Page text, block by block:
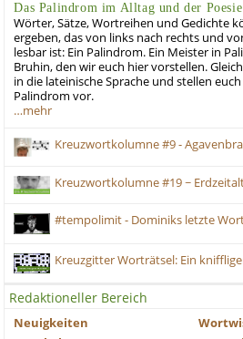
Das Palindrom im Alltag und der Poesie
Wörter, Sätze, Wortreihen und Gedichte
ergeben, das von links nach rechts und
lesbar ist: Ein Palindrom. Ein Meister in
Bruhin, den wir euch hier vorstellen.
in die lateinische Sprache und stellen
Palindrom vor.
…mehr
Kreuzwortkolumne #9 -
Kreuzwortkolumne #19 ~
#tempolimit - Dominiks letzte
Kreuzgitter Worträtsel: Ein
Redaktioneller Bereich
Neuigkeiten